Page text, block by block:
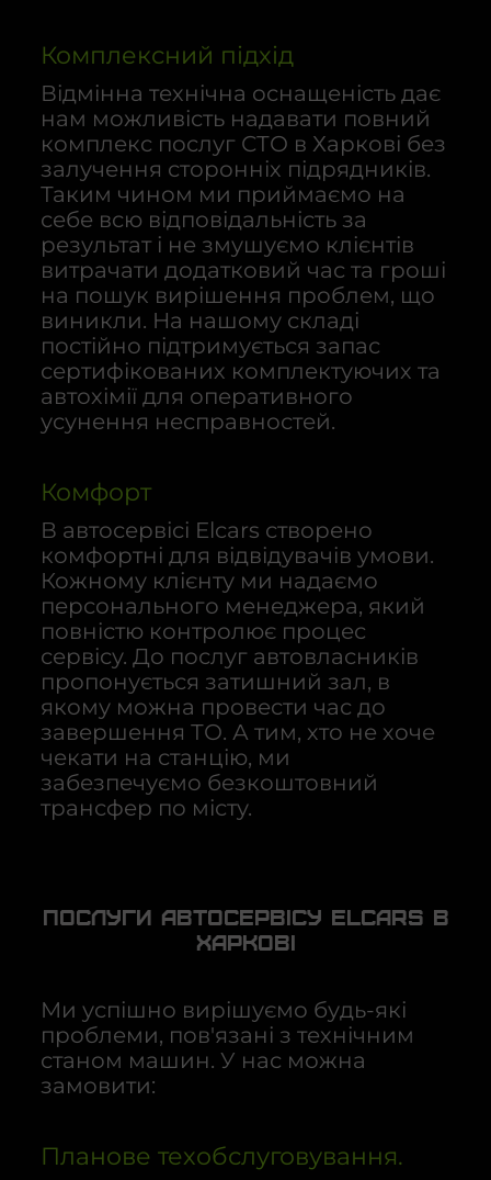
Комплексний підхід
Відмінна технічна оснащеність дає
нам можливість надавати повний
комплекс послуг СТО в Харкові без
залучення сторонніх підрядників.
Таким чином ми приймаємо на
себе всю відповідальність за
результат і не змушуємо клієнтів
витрачати додатковий час та гроші
на пошук вирішення проблем, що
виникли. На нашому складі
постійно підтримується запас
сертифікованих комплектуючих та
автохімії для оперативного
усунення несправностей.
Комфорт
В автосервісі Elcars створено
комфортні для відвідувачів умови.
Кожному клієнту ми надаємо
персонального менеджера, який
повністю контролює процес
сервісу. До послуг автовласників
пропонується затишний зал, в
якому можна провести час до
завершення ТО. А тим, хто не хоче
чекати на станцію, ми
забезпечуємо безкоштовний
трансфер по місту.
Послуги автосервісу Elcars в
Харкові
Ми успішно вирішуємо будь-які
проблеми, пов'язані з технічним
станом машин. У нас можна
замовити:
Планове техобслуговування.